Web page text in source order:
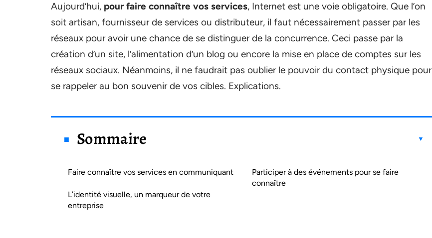
Aujourd’hui, pour faire connaître vos services, Internet est une voie obligatoire. Que l’on
soit artisan, fournisseur de services ou distributeur, il faut nécessairement passer par les
réseaux pour avoir une chance de se distinguer de la concurrence. Ceci passe par la
création d’un site, l’alimentation d’un blog ou encore la mise en place de comptes sur les
réseaux sociaux. Néanmoins, il ne faudrait pas oublier le pouvoir du contact physique pour
se rappeler au bon souvenir de vos cibles. Explications.
Sommaire
Faire connaître vos services en communiquant
L’identité visuelle, un marqueur de votre
entreprise
Participer à des événements pour se faire
connaître